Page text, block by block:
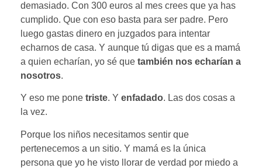
demasiado. Con 300 euros al mes crees que ya has
cumplido. Que con eso basta para ser padre. Pero
luego gastas dinero en juzgados para intentar
echarnos de casa. Y aunque tú digas que es a mamá
a quien echarían, yo sé que también nos echarían a
nosotros.
Y eso me pone triste. Y enfadado. Las dos cosas a
la vez.
Porque los niños necesitamos sentir que
pertenecemos a un sitio. Y mamá es la única
persona que yo he visto llorar de verdad por miedo a